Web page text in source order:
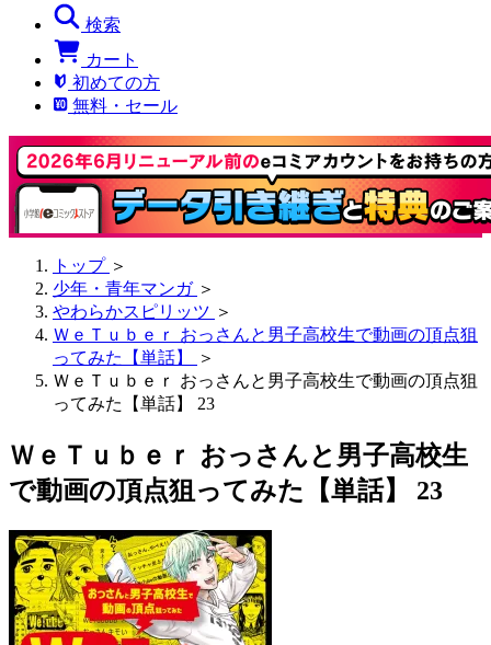
検索
カート
初めての方
無料・セール
トップ ＞
少年・青年マンガ ＞
やわらかスピリッツ ＞
ＷｅＴｕｂｅｒ おっさんと男子高校生で動画の頂点狙
ってみた【単話】
＞
ＷｅＴｕｂｅｒ おっさんと男子高校生で動画の頂点狙
ってみた【単話】 23
ＷｅＴｕｂｅｒ おっさんと男子高校生
で動画の頂点狙ってみた【単話】 23